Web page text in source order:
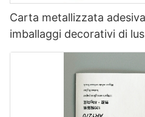
Carta metallizzata
imballaggi decorativi di